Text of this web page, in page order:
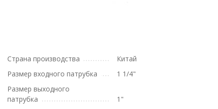
Страна производства
Китай
Размер входного патрубка
1 1/4"
Размер выходного
патрубка
1"